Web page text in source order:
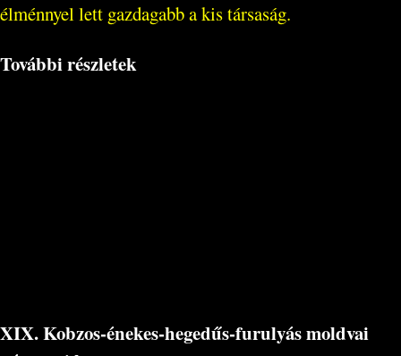
élménnyel lett gazdagabb a kis társaság.
További részletek
XIX. Kobzos-énekes-hegedűs-furulyás moldvai